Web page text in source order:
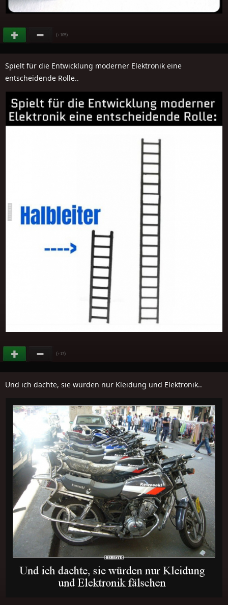
(+105)
Spielt für die Entwicklung moderner Elektronik eine
entscheidende Rolle..
(+17)
Und ich dachte, sie würden nur Kleidung und Elektronik..